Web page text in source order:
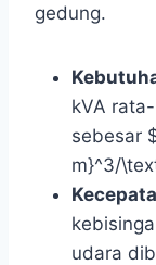
gedung.
kVA
sebesar
m}^3/
udara